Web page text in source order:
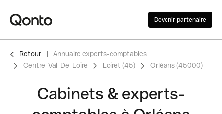
Devenir partenaire
Retour
Annuaire experts-comptables
Centre-Val-De-Loire
Loiret (45) Orléans (45000)
Cabinets & experts-